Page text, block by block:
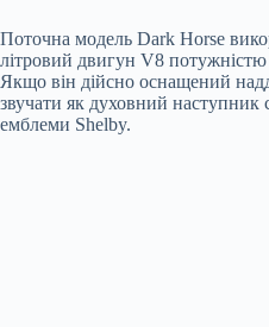
Поточна модель Dark Horse
літровий двигун V8
Якщо він дійсно оснащений
звучати як духовний наступник
емблеми Shelby.